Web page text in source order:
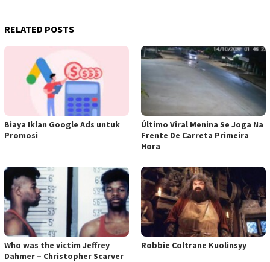
RELATED POSTS
Biaya Iklan Google Ads untuk
Promosi
Último Viral Menina Se Joga Na
Frente De Carreta Primeira
Hora
Who was the victim Jeffrey
Dahmer – Christopher Scarver
Robbie Coltrane Kuolinsyy